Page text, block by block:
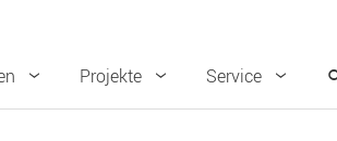
Projekte Service